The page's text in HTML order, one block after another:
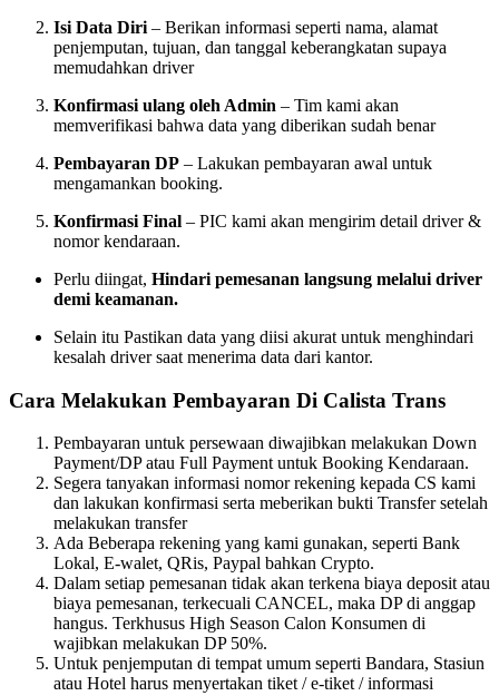
Isi Data Diri – Berikan informasi seperti nama, alamat
penjemputan, tujuan, dan tanggal keberangkatan supaya
memudahkan driver
Konfirmasi ulang oleh Admin – Tim kami akan
memverifikasi bahwa data yang diberikan sudah benar
Pembayaran DP – Lakukan pembayaran awal untuk
mengamankan booking.
Konfirmasi Final – PIC kami akan mengirim detail driver &
nomor kendaraan.
Perlu diingat, Hindari pemesanan langsung melalui driver
demi keamanan.
Selain itu Pastikan data yang diisi akurat untuk menghindari
kesalah driver saat menerima data dari kantor.
Cara Melakukan Pembayaran Di Calista Trans
Pembayaran untuk persewaan diwajibkan melakukan Down
Payment/DP atau Full Payment untuk Booking Kendaraan.
Segera tanyakan informasi nomor rekening kepada CS kami
dan lakukan konfirmasi serta meberikan bukti Transfer setelah
melakukan transfer
Ada Beberapa rekening yang kami gunakan, seperti Bank
Lokal, E-walet, QRis, Paypal bahkan Crypto.
Dalam setiap pemesanan tidak akan terkena biaya deposit atau
biaya pemesanan, terkecuali CANCEL, maka DP di anggap
hangus. Terkhusus High Season Calon Konsumen di
wajibkan melakukan DP 50%.
Untuk penjemputan di tempat umum seperti Bandara, Stasiun
atau Hotel harus menyertakan tiket / e-tiket / informasi